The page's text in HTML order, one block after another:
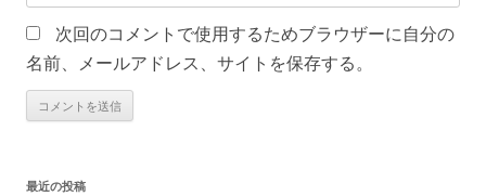
次回のコメントで使用するためブラウザーに自分の
名前、メールアドレス、サイトを保存する。
最近の投稿